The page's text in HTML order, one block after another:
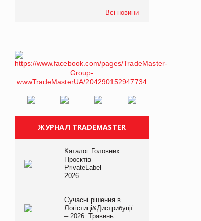
Всі новини
ЖУРНАЛ TRADEMASTER
Каталог Головних
Проєктів
PrivateLabel –
2026
Сучасні рішення в
Логістиці&Дистрибуції
– 2026. Травень